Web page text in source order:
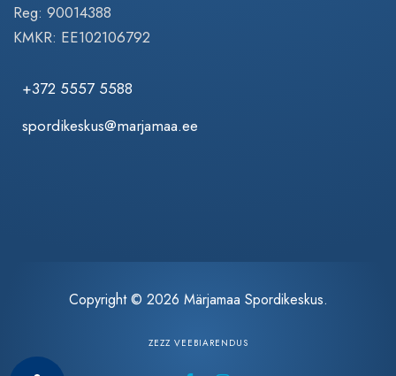
Reg: 90014388
KMKR: EE102106792
+372 5557 5588
spordikeskus@marjamaa.ee
Copyright © 2026 Märjamaa Spordikeskus.
ZEZZ VEEBIARENDUS